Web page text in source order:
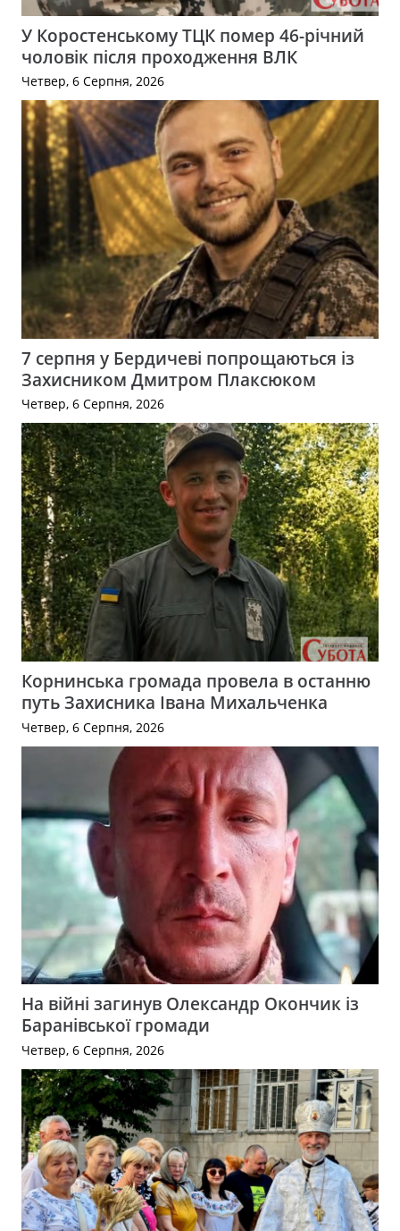
У Коростенському ТЦК помер 46-річний
чоловік після проходження ВЛК
Четвер, 6 Серпня, 2026
7 серпня у Бердичеві попрощаються із
Захисником Дмитром Плаксюком
Четвер, 6 Серпня, 2026
Корнинська громада провела в останню
путь Захисника Івана Михальченка
Четвер, 6 Серпня, 2026
На війні загинув Олександр Окончик із
Баранівської громади
Четвер, 6 Серпня, 2026